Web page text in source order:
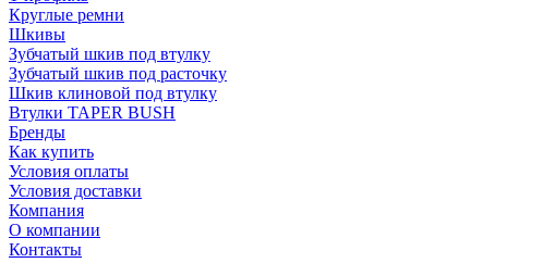
Круглые ремни
Шкивы
Зубчатый шкив под втулку
Зубчатый шкив под расточку
Шкив клиновой под втулку
Втулки TAPER BUSH
Бренды
Как купить
Условия оплаты
Условия доставки
Компания
О компании
Контакты